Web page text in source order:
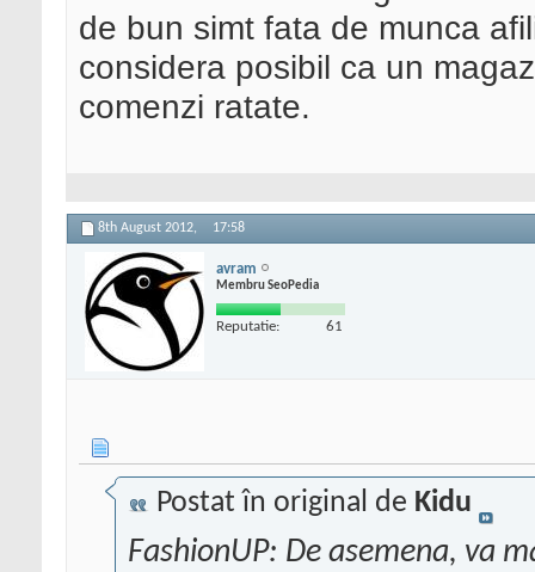
de bun simt fata de munca
considera posibil ca un
comenzi ratate.
8th August 2012, 17:58
avram
Membru SeoPedia
Reputatie: 61
Postat în original de Kidu
FashionUP: De asemena, va